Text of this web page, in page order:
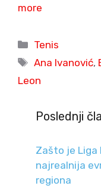
more
Categories
Tenis
Tags
Ana Ivanović,
Leon
Poslednji
Zašto je
najrealnija
regiona